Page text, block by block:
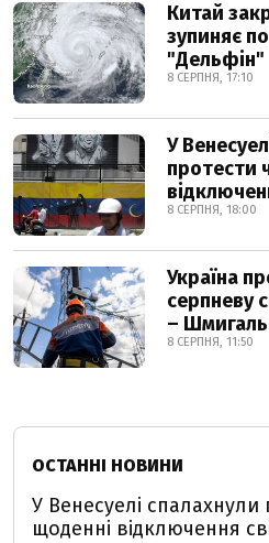
Китай
зупиняє
"Дельфін"
8 СЕРПНЯ, 17:10
У
протести
8 СЕРПНЯ, 18:00
Україна
серпневу
– Шмигаль
8 СЕРПНЯ, 11:50
ОСТАННІ НОВИНИ
У Венесуелі спалахнули
щоденні відключення